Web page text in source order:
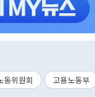
동위원회 고용노동부